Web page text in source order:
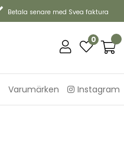
Betala senare med Svea faktura
0
Varumärken Instagram